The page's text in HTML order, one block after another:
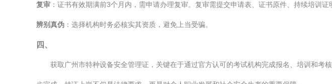
复审 ：证书有效期满前3个月内，需申请办理复审。复审需提交申请表、证书原件、持续培训证
辨别真伪 ：选择机构时务必核实其资质，避免上当受骗。
四、
获取广州市特种设备安全管理证，关键在于通过官方认可的考试机构完成报名、培训和